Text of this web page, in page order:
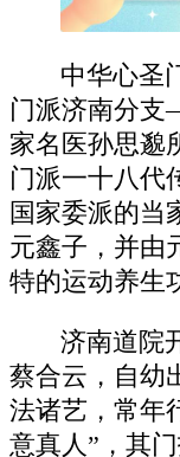
中华心圣
门派济南分
家名医孙思邈
门派一十八
国家委派的当
元鑫子，并由
特的运动养生
济南道院
蔡合云，自幼
法诸艺，常年
意真人”，其